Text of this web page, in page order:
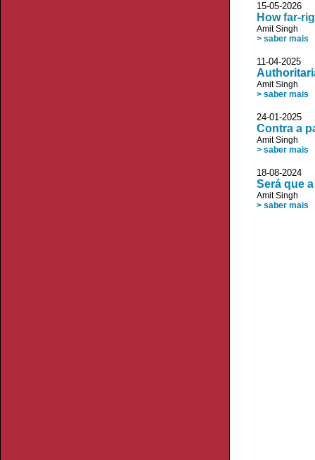
15-05-2026
How far-
Amit Singh
> saber mais
11-04-2025
Amit Singh
> saber mais
24-01-
Contra a
Amit Singh
> saber mais
18-08-
Será que
Amit Singh
> saber mais